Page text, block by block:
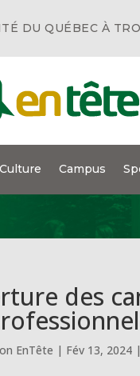
DU QUÉBEC À
Culture Campus
des
EnTête | Fév 13, 2024 |